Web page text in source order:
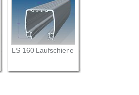
LS 160 Laufschiene